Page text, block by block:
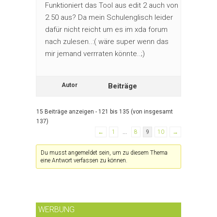
Funktioniert das Tool aus edit 2 auch von
2.50 aus? Da mein Schulenglisch leider
dafür nicht reicht um es im xda forum
nach zulesen..:( wäre super wenn das
mir jemand verrraten könnte..;)
Autor Beiträge
15 Beiträge anzeigen - 121 bis 135 (von insgesamt
137)
←
1 8 9 10 →
Du musst angemeldet sein, um zu diesem Thema
eine Antwort verfassen zu können.
WERBUNG